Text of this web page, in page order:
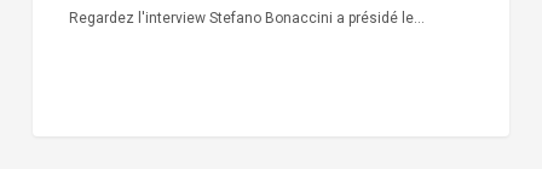
Regardez l'interview Stefano Bonaccini a présidé le…